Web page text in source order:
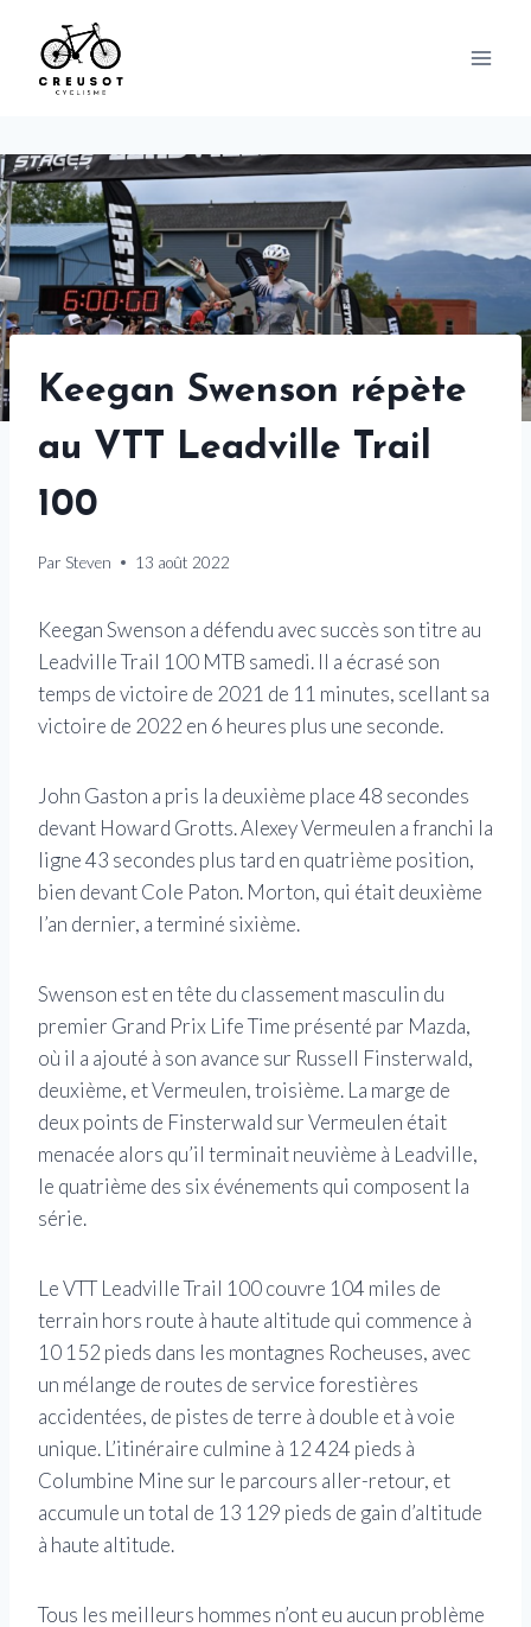
content
Keegan Swenson répète
au VTT Leadville Trail
100
Par Steven 13 août 2022
Keegan Swenson a défendu avec succès son titre au
Leadville Trail 100 MTB samedi. Il a écrasé son
temps de victoire de 2021 de 11 minutes, scellant sa
victoire de 2022 en 6 heures plus une seconde.
John Gaston a pris la deuxième place 48 secondes
devant Howard Grotts. Alexey Vermeulen a franchi la
ligne 43 secondes plus tard en quatrième position,
bien devant Cole Paton. Morton, qui était deuxième
l’an dernier, a terminé sixième.
Swenson est en tête du classement masculin du
premier Grand Prix Life Time présenté par Mazda,
où il a ajouté à son avance sur Russell Finsterwald,
deuxième, et Vermeulen, troisième. La marge de
deux points de Finsterwald sur Vermeulen était
menacée alors qu’il terminait neuvième à Leadville,
le quatrième des six événements qui composent la
série.
Le VTT Leadville Trail 100 couvre 104 miles de
terrain hors route à haute altitude qui commence à
10 152 pieds dans les montagnes Rocheuses, avec
un mélange de routes de service forestières
accidentées, de pistes de terre à double et à voie
unique. L’itinéraire culmine à 12 424 pieds à
Columbine Mine sur le parcours aller-retour, et
accumule un total de 13 129 pieds de gain d’altitude
à haute altitude.
Tous les meilleurs hommes n’ont eu aucun problème